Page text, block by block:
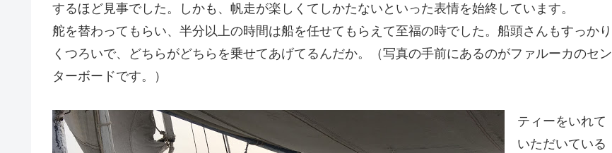
するほど見事でした。しかも、帆走が楽しくてしかたないといった表情を始終しています。
舵を替わってもらい、半分以上の時間は船を任せてもらえて至福の時でした。船頭さんもすっかり
くつろいで、どちらがどちらを乗せてあげてるんだか。（写真の手前にあるのがファルーカのセン
ターボードです。）
ティーをいれて
いただいている